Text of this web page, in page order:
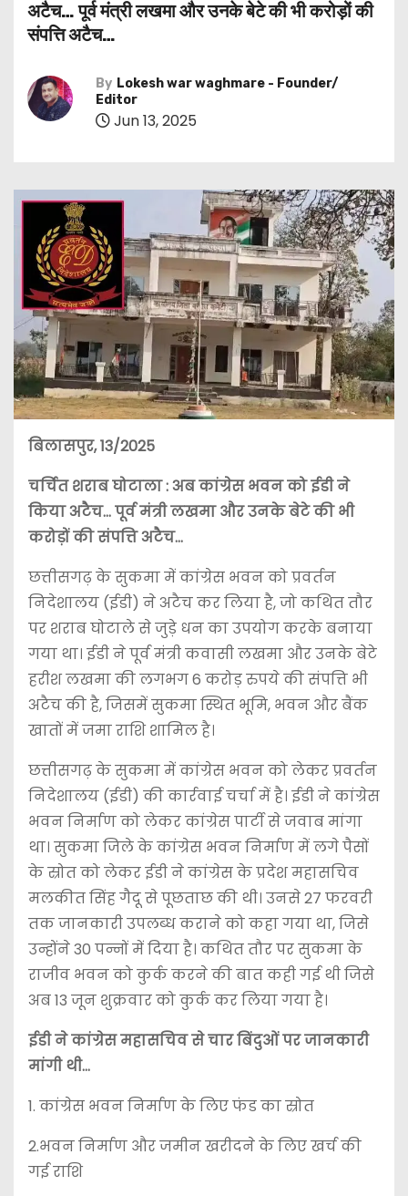
अटैच… पूर्व मंत्री लखमा और उनके बेटे की भी करोड़ों की
संपत्ति अटैच…
By Lokesh war waghmare - Founder/
Editor
Jun 13, 2025
बिलासपुर, 13/2025
चर्चित शराब घोटाला : अब कांग्रेस भवन को ईडी ने
किया अटैच… पूर्व मंत्री लखमा और उनके बेटे की भी
करोड़ों की संपत्ति अटैच…
छत्तीसगढ़ के सुकमा में कांग्रेस भवन को प्रवर्तन
निदेशालय (ईडी) ने अटैच कर लिया है, जो कथित तौर
पर शराब घोटाले से जुड़े धन का उपयोग करके बनाया
गया था। ईडी ने पूर्व मंत्री कवासी लखमा और उनके बेटे
हरीश लखमा की लगभग 6 करोड़ रुपये की संपत्ति भी
अटैच की है, जिसमें सुकमा स्थित भूमि, भवन और बैंक
खातों में जमा राशि शामिल है।
छत्तीसगढ़ के सुकमा में कांग्रेस भवन को लेकर प्रवर्तन
निदेशालय (ईडी) की कार्रवाई चर्चा में है। ईडी ने कांग्रेस
भवन निर्माण को लेकर कांग्रेस पार्टी से जवाब मांगा
था। सुकमा जिले के कांग्रेस भवन निर्माण में लगे पैसों
के स्रोत को लेकर ईडी ने कांग्रेस के प्रदेश महासचिव
मलकीत सिंह गैदू से पूछताछ की थी। उनसे 27 फरवरी
तक जानकारी उपलब्ध कराने को कहा गया था, जिसे
उन्होंने 30 पन्नों में दिया है। कथित तौर पर सुकमा के
राजीव भवन को कुर्क करने की बात कही गई थी जिसे
अब 13 जून शुक्रवार को कुर्क कर लिया गया है।
ईडी ने कांग्रेस महासचिव से चार बिंदुओं पर जानकारी
मांगी थी…
1. कांग्रेस भवन निर्माण के लिए फंड का स्रोत
2.भवन निर्माण और जमीन खरीदने के लिए खर्च की
गई राशि